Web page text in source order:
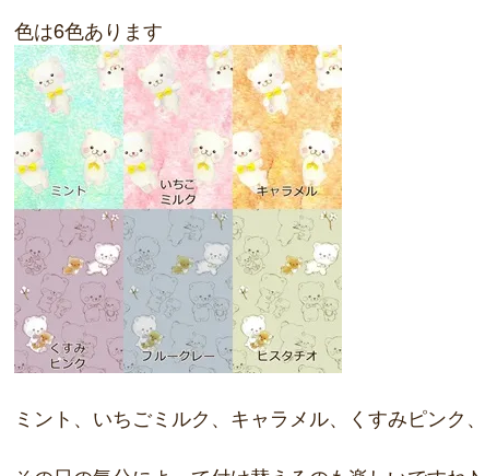
色は6色あります
ミント、いちごミルク、キャラメル、くすみピンク